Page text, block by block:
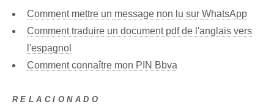
Comment mettre un message non lu sur WhatsApp
Comment traduire un document pdf de l'anglais vers
l'espagnol
Comment connaître mon PIN Bbva
RELACIONADO